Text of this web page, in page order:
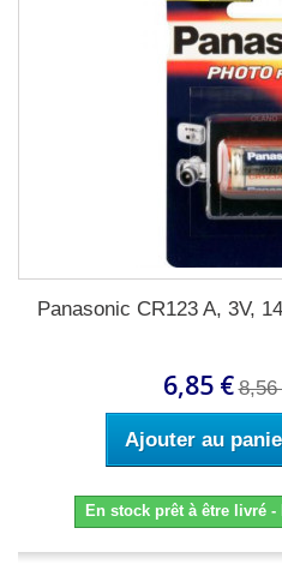
Panasonic CR123 A, 3V,
6,85 € 8,56
Ajouter au
En stock prêt à être livré